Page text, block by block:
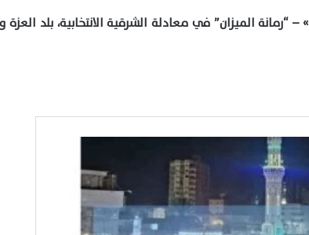
» – “رمانة الميزان” في معادلة الشرقية الانتخابية، بلد العزة